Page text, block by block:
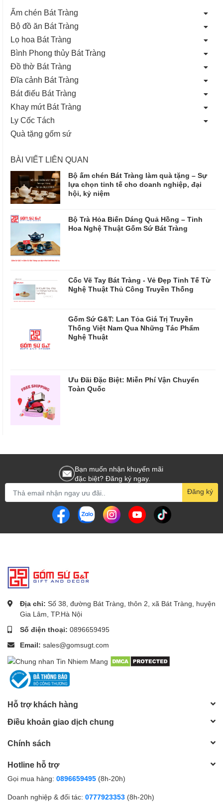
Ấm chén Bát Tràng
Bộ đồ ăn Bát Tràng
Lọ hoa Bát Tràng
Bình Phong thủy Bát Tràng
Đồ thờ Bát Tràng
Đĩa cảnh Bát Tràng
Bát điếu Bát Tràng
Khay mứt Bát Tràng
Ly Cốc Tách
Quà tặng gốm sứ
BÀI VIẾT LIÊN QUAN
Bộ ấm chén Bát Tràng làm quà tặng – Sự
lựa chọn tinh tế cho doanh nghiệp, đại
hội, kỷ niệm
Bộ Trà Hỏa Biến Dáng Quả Hồng – Tinh
Hoa Nghệ Thuật Gốm Sứ Bát Tràng
Cốc Vẽ Tay Bát Tràng - Vẻ Đẹp Tinh Tế Từ
Nghệ Thuật Thủ Công Truyền Thống
Gốm Sứ G&T: Lan Tỏa Giá Trị Truyền
Thống Việt Nam Qua Những Tác Phẩm
Nghệ Thuật
Ưu Đãi Đặc Biệt: Miễn Phí Vận Chuyển
Toàn Quốc
Bạn muốn nhận khuyến mãi
đặc biệt? Đăng ký ngay.
Đăng ký
Địa chỉ: Số 38, đường Bát Tràng, thôn 2, xã Bát Tràng, huyện
Gia Lâm, TP.Hà Nội
Số điện thoại: 0896659495
Email: sales@gomsugt.com
Hỗ trợ khách hàng
Điều khoản giao dịch chung
Chính sách
Hotline hỗ trợ
Gọi mua hàng: 0896659495 (8h-20h)
Doanh nghiệp & đối tác: 0777923353 (8h-20h)